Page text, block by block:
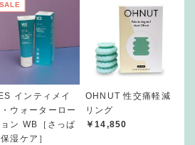
SALE
インティメイ
・ウォーターロー
ン WB［さっぱ
湿ケア］
OHNUT 性交痛軽減
リング
￥14,850